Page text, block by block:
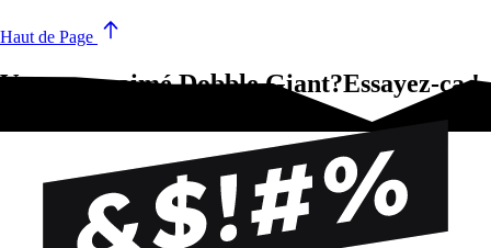
Haut de Page
Vous avez aimé Dobble Giant?Essayez-ça !